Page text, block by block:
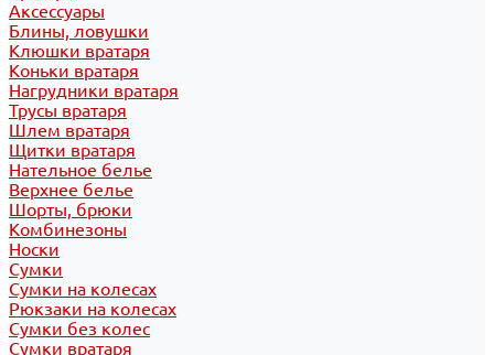
Аксессуары
Блины, ловушки
Клюшки вратаря
Коньки вратаря
Нагрудники вратаря
Трусы вратаря
Шлем вратаря
Щитки вратаря
Нательное белье
Верхнее белье
Шорты, брюки
Комбинезоны
Носки
Сумки
Сумки на колесах
Рюкзаки на колесах
Сумки без колес
Сумки вратаря